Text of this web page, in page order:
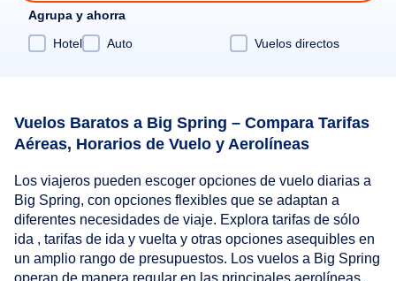
Agrupa y ahorra
Hotel
Auto Vuelos directos
Vuelos Baratos a Big Spring – Compara Tarifas
Aéreas, Horarios de Vuelo y Aerolíneas
Los viajeros pueden escoger opciones de vuelo diarias a
Big Spring, con opciones flexibles que se adaptan a
diferentes necesidades de viaje. Explora tarifas de sólo
ida , tarifas de ida y vuelta y otras opciones asequibles en
un amplio rango de presupuestos. Los vuelos a Big Spring